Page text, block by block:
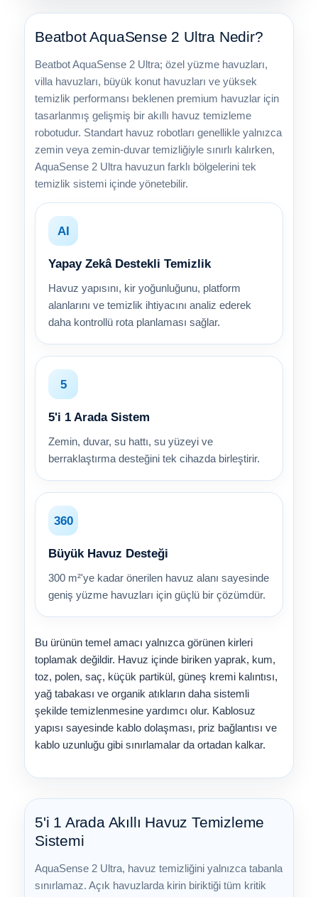
Beatbot AquaSense 2 Ultra Nedir?
Beatbot AquaSense 2 Ultra; özel yüzme havuzları,
villa havuzları, büyük konut havuzları ve yüksek
temizlik performansı beklenen premium havuzlar için
tasarlanmış gelişmiş bir akıllı havuz temizleme
robotudur. Standart havuz robotları genellikle yalnızca
zemin veya zemin-duvar temizliğiyle sınırlı kalırken,
AquaSense 2 Ultra havuzun farklı bölgelerini tek
temizlik sistemi içinde yönetebilir.
AI
Yapay Zekâ Destekli Temizlik
Havuz yapısını, kir yoğunluğunu, platform
alanlarını ve temizlik ihtiyacını analiz ederek
daha kontrollü rota planlaması sağlar.
5
5'i 1 Arada Sistem
Zemin, duvar, su hattı, su yüzeyi ve
berraklaştırma desteğini tek cihazda birleştirir.
360
Büyük Havuz Desteği
300 m²'ye kadar önerilen havuz alanı sayesinde
geniş yüzme havuzları için güçlü bir çözümdür.
Bu ürünün temel amacı yalnızca görünen kirleri
toplamak değildir. Havuz içinde biriken yaprak, kum,
toz, polen, saç, küçük partikül, güneş kremi kalıntısı,
yağ tabakası ve organik atıkların daha sistemli
şekilde temizlenmesine yardımcı olur. Kablosuz
yapısı sayesinde kablo dolaşması, priz bağlantısı ve
kablo uzunluğu gibi sınırlamalar da ortadan kalkar.
5'i 1 Arada Akıllı Havuz Temizleme
Sistemi
AquaSense 2 Ultra, havuz temizliğini yalnızca tabanla
sınırlamaz. Açık havuzlarda kirin biriktiği tüm kritik